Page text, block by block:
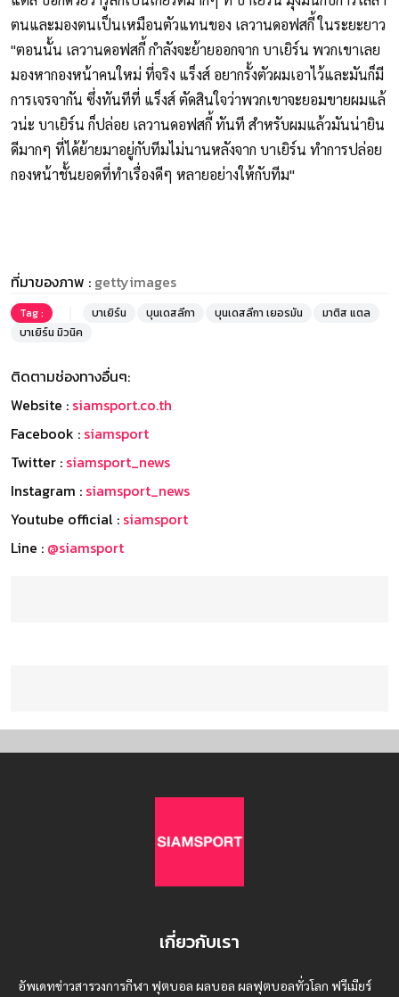
ตนและมองตนเป็นเหมือนตัวแทนของ เลวานดอฟสกี้ ในระยะยาว
"ตอนนั้น เลวานดอฟสกี้ กำลังจะย้ายออกจาก บาเยิร์น พวกเขาเลย
มองหากองหน้าคนใหม่ ที่จริง แร็งส์ อยากรั้งตัวผมเอาไว้และมันก็มี
การเจรจากัน ซึ่งทันทีที่ แร็งส์ ตัดสินใจว่าพวกเขาจะยอมขายผมแล้
วน่ะ บาเยิร์น ก็ปล่อย เลวานดอฟสกี้ ทันที สำหรับผมแล้วมันน่ายิน
ดีมากๆ ที่ได้ย้ายมาอยู่กับทีมไม่นานหลังจาก บาเยิร์น ทำการปล่อย
กองหน้าชั้นยอดที่ทำเรื่องดีๆ หลายอย่างให้กับทีม"
ที่มาของภาพ : gettyimages
Tag : บาเยิร์น บุนเดสลีกา บุนเดสลีกา เยอรมัน
มาติส แตล
บาเยิร์น มิวนิค
ติดตามช่องทางอื่นๆ:
Website : siamsport.co.th
Facebook : siamsport
Twitter : siamsport_news
Instagram : siamsport_news
Youtube official : siamsport
Line : @siamsport
เกี่ยวกับเรา
อัพเดทข่าวสารวงการกีฬา ฟุตบอล ผลบอล ผลฟุตบอลทั่วโลก ฟรีเมียร์